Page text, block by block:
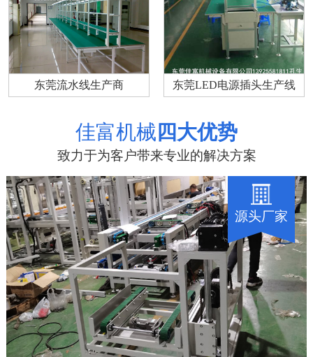
东莞流水线生产商 东莞LED电源插头生产线
佳富机械 四大优势
致力于为客户带来专业的解决方案
源头厂家